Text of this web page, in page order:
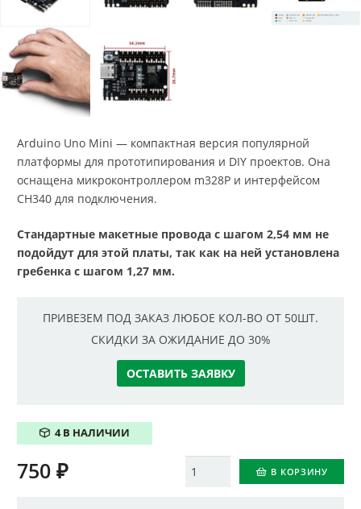
Arduino Uno Mini — компактная версия популярной
платформы для прототипирования и DIY проектов. Она
оснащена микроконтроллером m328P и интерфейсом
CH340 для подключения.
Стандартные макетные провода с шагом 2,54 мм не
подойдут для этой платы, так как на ней установлена
гребенка с шагом 1,27 мм.
ПРИВЕЗЕМ ПОД ЗАКАЗ ЛЮБОЕ КОЛ-ВО ОТ 50ШТ.
СКИДКИ ЗА ОЖИДАНИЕ ДО 30%
ОСТАВИТЬ ЗАЯВКУ
4 В НАЛИЧИИ
Количество В КОРЗИНУ
750 ₽